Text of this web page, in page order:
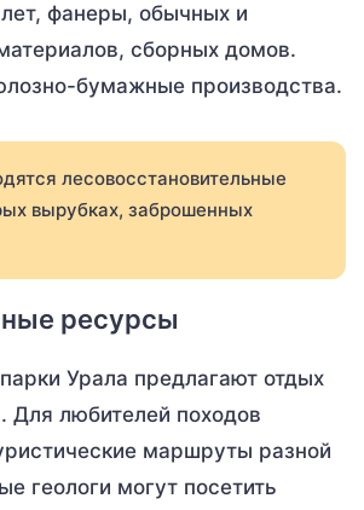
фанеры, обычных и
сборных домов.
бумажные производства.
лесовосстановительные
вырубках, заброшенных
ресурсы
Урала предлагают отдых
Для любителей походов
маршруты разной
геологи могут посетить